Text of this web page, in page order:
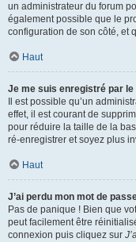
un administrateur du forum
également possible que le
configuration de son côté, et
Haut
Je me suis enregistré par
Il est possible qu’un
effet, il est courant de
pour réduire la taille de la
ré-enregistrer et soyez plus
Haut
J’ai perdu mon mot de
Pas de panique ! Bien que
peut facilement être
connexion puis cliquez sur